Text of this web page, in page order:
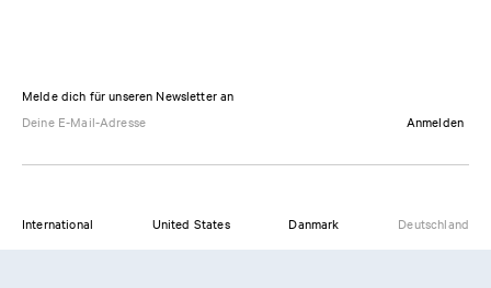
Melde dich für unseren Newsletter an
Anmelden
International United States Danmark Deutschland